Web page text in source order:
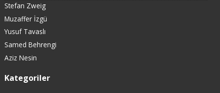
Stefan Zweig
Muzaffer İzgü
Yusuf Tavaslı
Samed Behrengi
Aziz Nesin
Kategoriler